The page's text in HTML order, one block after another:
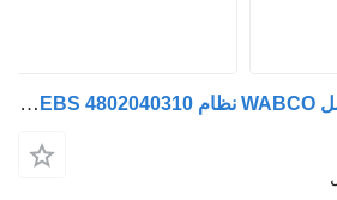
صمام التحكم في الفرامل WABCO نظام EBS 4802040310 لـ السيارات القاطرة DAF XF 106